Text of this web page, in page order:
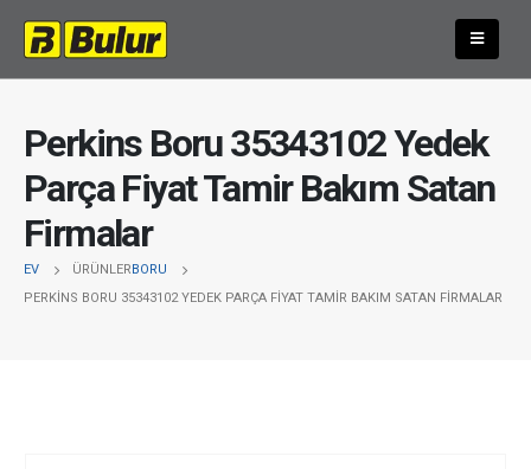
Perkins Boru 35343102 Yedek
Parça Fiyat Tamir Bakım Satan
Firmalar
EV ÜRÜNLERBORU
PERKINS BORU 35343102 YEDEK PARÇA FIYAT TAMIR BAKIM SATAN FIRMALAR